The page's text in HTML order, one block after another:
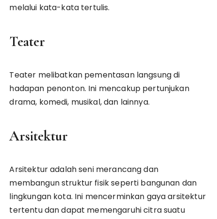
melalui kata-kata tertulis.
Teater
Teater melibatkan pementasan langsung di
hadapan penonton. Ini mencakup pertunjukan
drama, komedi, musikal, dan lainnya.
Arsitektur
Arsitektur adalah seni merancang dan
membangun struktur fisik seperti bangunan dan
lingkungan kota. Ini mencerminkan gaya arsitektur
tertentu dan dapat memengaruhi citra suatu